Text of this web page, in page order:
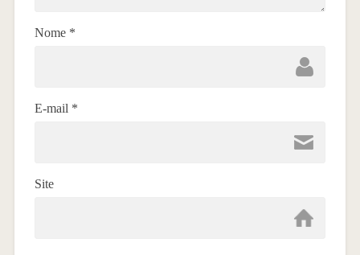
Nome *
E-mail *
Site